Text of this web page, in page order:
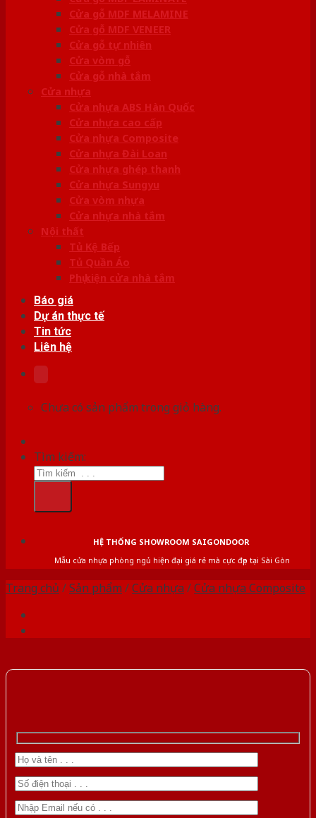
Cửa gỗ MDF MELAMINE
Cửa gỗ MDF VENEER
Cửa gỗ tự nhiên
Cửa vòm gỗ
Cửa gỗ nhà tắm
Cửa nhựa
Cửa nhựa ABS Hàn Quốc
Cửa nhựa cao cấp
Cửa nhựa Composite
Cửa nhựa Đài Loan
Cửa nhựa ghép thanh
Cửa nhựa Sungyu
Cửa vòm nhựa
Cửa nhựa nhà tắm
Nội thất
Tủ Kệ Bếp
Tủ Quần Áo
Phụ kiện cửa nhà tắm
Báo giá
Dự án thực tế
Tin tức
Liên hệ
Chưa có sản phẩm trong giỏ hàng.
Tìm kiếm:
HỆ THỐNG SHOWROOM SAIGONDOOR
Mẫu cửa nhựa phòng ngủ hiện đại giá rẻ mà cực đẹp tại Sài Gòn
Trang chủ /Sản phẩm /Cửa nhựa /Cửa nhựa Composite